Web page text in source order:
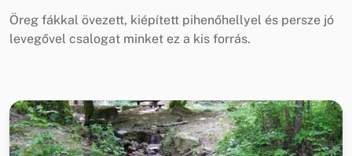
Öreg fákkal övezett, kiépített pihenőhellyel és persze jó
levegővel csalogat minket ez a kis forrás.